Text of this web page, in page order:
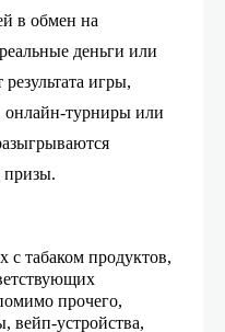
в обмен на
деньги или
игры,
онлайн-турниры или
призы.
с табаком продуктов,
прочего,
вейп-устройства,